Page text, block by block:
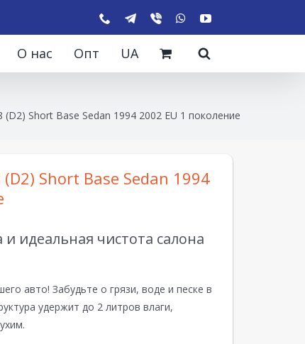
О нас Опт UA
(D2) Short Base Sedan 1994 2002 EU 1 поколение
Short Base Sedan 1994
идеальная чистота салона
авто! Забудьте о грязи, воде и песке в
удержит до 2 литров влаги,